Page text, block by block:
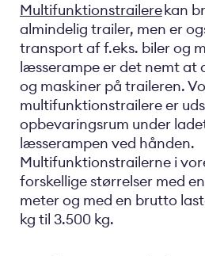
Multifunktionstrailerekan
almindelig trailer, men er
transport af f.eks. biler og
læsserampe er det nemt at
og maskiner på traileren.
multifunktionstrailere er
opbevaringsrum under
læsserampen ved hånden.
Multifunktionstrailerne i
forskellige størrelser med
meter og med en brutto
kg til 3.500 kg.